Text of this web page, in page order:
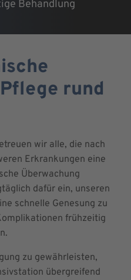
Behandlung
rund
wir alle, die nach
Erkrankungen eine
Überwachung
dafür ein, unseren
schnelle Genesung zu
frühzeitig
zu gewährleisten,
übergreifend